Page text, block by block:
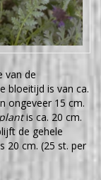
van de
bloeitijd is van ca.
ongeveer 15 cm.
is ca. 20 cm.
de gehele
20 cm. (25 st. per